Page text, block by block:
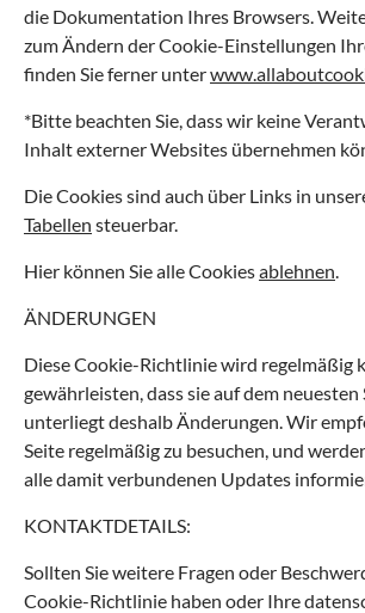
die Dokumentation Ihres Browsers.
zum Ändern der Cookie-Einstellungen
finden Sie ferner unter
*Bitte beachten Sie, dass wir keine
Inhalt externer Websites übernehmen
Die Cookies sind auch über Links in
Tabellen steuerbar.
Hier können Sie alle Cookiesablehnen.
ÄNDERUNGEN
Diese Cookie-Richtlinie wird regelmäßig
gewährleisten, dass sie auf dem neuesten
unterliegt deshalb Änderungen. Wir
Seite regelmäßig zu besuchen, und
alle damit verbundenen Updates
KONTAKTDETAILS:
Sollten Sie weitere Fragen oder
Cookie-Richtlinie haben oder Ihre